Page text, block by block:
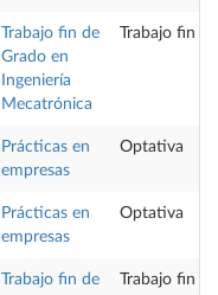
Trabajo fin de
Grado en
Ingeniería
Mecatrónica
Trabajo fin
Prácticas en
empresas
Optativa
Prácticas en
empresas
Optativa
Trabajo fin de
Trabajo fin